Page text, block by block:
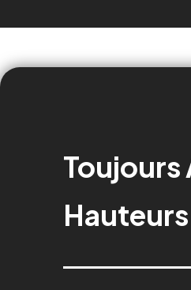
Toujours
Hauteurs